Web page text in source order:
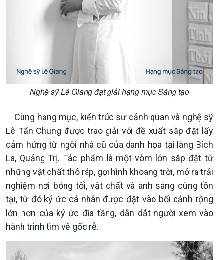
Nhận diện sự thật
Pháp luật và đời sống
Thế giới
Tin thế giới
Hồ sơ sự kiện quốc tế
Biên cương - Một dải vững
bền
Nghệ sỹ Lê Giang đạt giải hạng mục Sáng tạo
Cùng hạng mục, kiến trúc sư cảnh quan và nghệ sỹ
Lê Tấn Chung được trao giải với đề xuất sắp đặt lấy
cảm hứng từ ngôi nhà cũ của danh họa tại làng Bích
La, Quảng Trị. Tác phẩm là một vòm lớn sắp đặt từ
những vật chất thô ráp, gợi hình khoang trời, mở ra trải
nghiệm nơi bóng tối, vật chất và ánh sáng cùng tồn
tại, từ đó ký ức cá nhân được đặt vào bối cảnh rộng
lớn hơn của ký ức địa tầng, dẫn dắt người xem vào
hành trình tìm về gốc rễ.